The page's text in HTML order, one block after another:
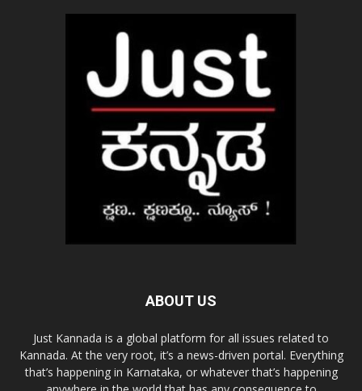
ABOUT US
Just Kannada is a global platform for all issues related to
Kannada. At the very root, it’s a news-driven portal. Everything
that’s happening in Karnataka, or whatever that’s happening